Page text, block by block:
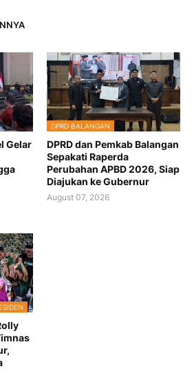
Gelar
DPRD BALANGAN
DPRD dan Pemkab Balangan
Sepakati Raperda
Perubahan APBD 2026, Siap
Diajukan ke Gubernur
August 07, 2026